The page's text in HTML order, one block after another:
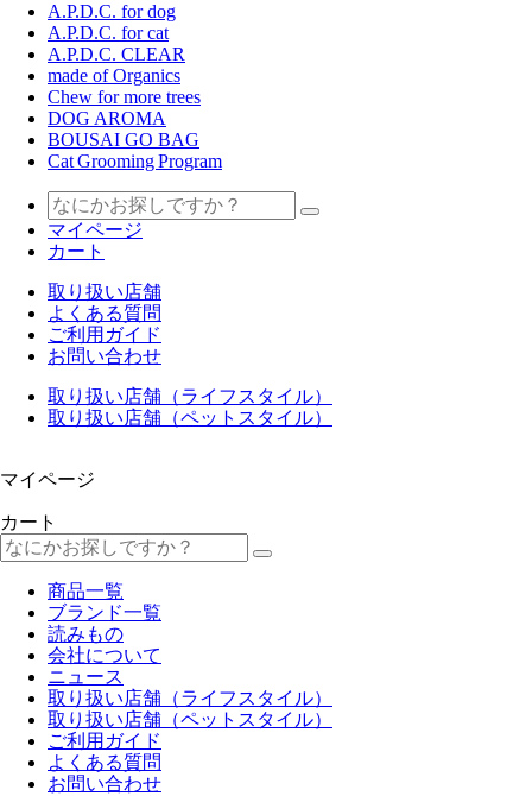
A.P.D.C. for dog
A.P.D.C. for cat
A.P.D.C. CLEAR
made of Organics
Chew for more trees
DOG AROMA
BOUSAI GO BAG
Cat Grooming Program
マイページ
カート
取り扱い店舗
よくある質問
ご利用ガイド
お問い合わせ
取り扱い店舗（ライフスタイル）
取り扱い店舗（ペットスタイル）
マイページ
カート
商品一覧
ブランド一覧
読みもの
会社について
ニュース
取り扱い店舗（ライフスタイル）
取り扱い店舗（ペットスタイル）
ご利用ガイド
よくある質問
お問い合わせ